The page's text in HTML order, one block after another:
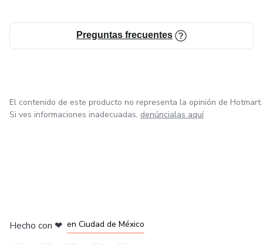
Preguntas frecuentes
El contenido de este producto no representa la opinión de Hotmart.
Si ves informaciones inadecuadas, denúncialas aquí
Hecho con ❤ en Ciudad de México